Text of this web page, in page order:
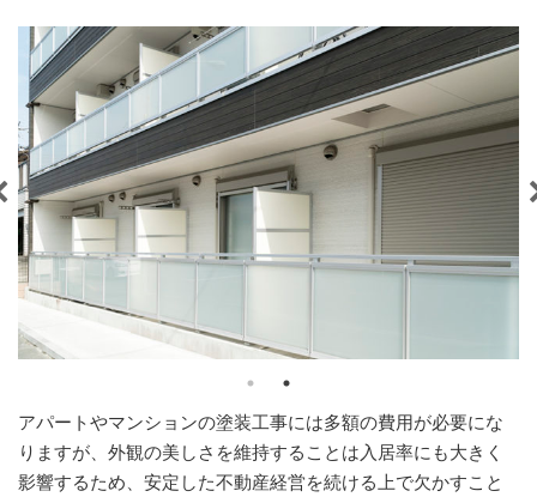
アパートやマンションの塗装工事には多額の費用が必要にな
りますが、外観の美しさを維持することは入居率にも大きく
影響するため、安定した不動産経営を続ける上で欠かすこと